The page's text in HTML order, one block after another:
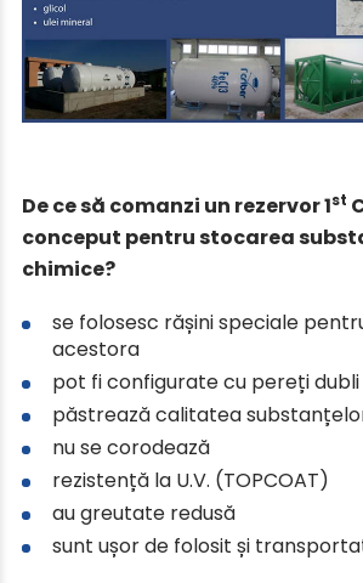
De ce să comanzi un rezervor 1st
conceput pentru stocarea
chimice?
se folosesc rășini speciale
acestora
pot fi configurate cu pereți dubli
păstrează calitatea
nu se corodează
rezistență la U.V. (TOPCOAT)
au greutate redusă
sunt ușor de folosit și